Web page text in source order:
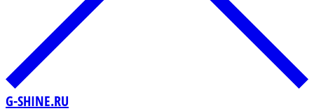
G-SHINE.RU